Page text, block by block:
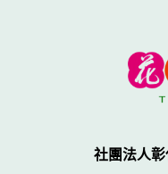
社團法人